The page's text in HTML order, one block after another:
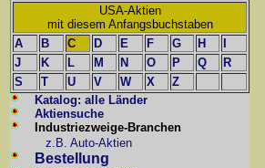
USA-Aktien
mit diesem Anfangsbuchstaben
A
B C D E F G H
J
K L M N O P Q
R
S
T U V W X
Z
Katalog: alle Länder
Aktiensuche
Industriezweige-Branchen
z.B. Auto-Aktien
Bestellung